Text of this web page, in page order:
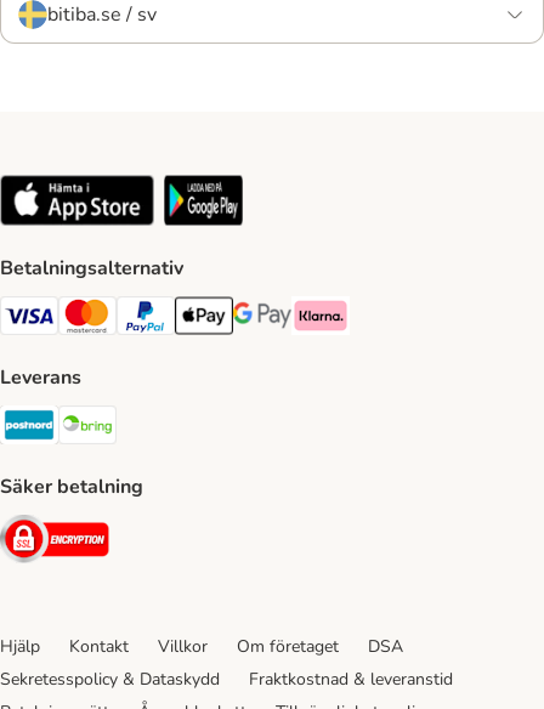
bitiba.se / sv
Betalningsalternativ
VISA Payment Method
Mastercard Payment Method
Paypal Payment Method
Apple Pay Payment Method
Google Pay Payment Method
Klarna Payment Method
Leverans
Postnord Shipping Method
Säker betalning
Security
Hjälp Kontakt Villkor Om företaget
DSA
Sekretesspolicy & Dataskydd
Fraktkostnad & leveranstid